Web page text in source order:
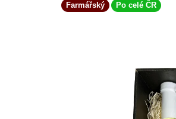
Farmářský Po celé ČR